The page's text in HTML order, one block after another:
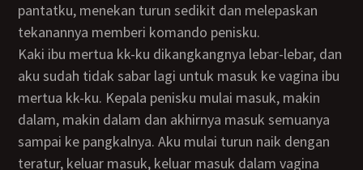
pantatku, menekan turun sedikit dan melepaskan
tekanannya memberi komando penisku.
Kaki ibu mertua kk-ku dikangkangnya lebar-lebar, dan
aku sudah tidak sabar lagi untuk masuk ke vagina ibu
mertua kk-ku. Kepala penisku mulai masuk, makin
dalam, makin dalam dan akhirnya masuk semuanya
sampai ke pangkalnya. Aku mulai turun naik dengan
teratur, keluar masuk, keluar masuk dalam vagina